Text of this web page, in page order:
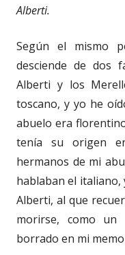
Alberti.
Según el mismo
desciende de dos
Alberti y los
toscano, y yo he
abuelo era
tenía su origen
hermanos de mi
hablaban el italiano,
Alberti, al que
morirse, como
borrado en mi